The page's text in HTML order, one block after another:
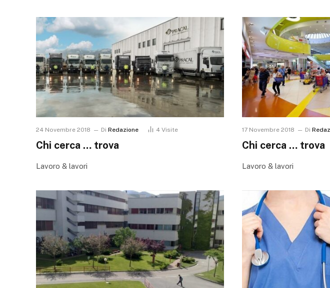
24 Novembre 2018 Di Redazione 4 Visite
Chi cerca … trova
Lavoro & lavori
17 Novembre 2018 Di
Chi cerca … trova
Lavoro & lavori